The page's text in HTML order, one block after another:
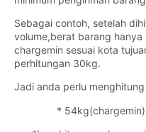
Sebagai contoh, setelah
volume,berat barang
chargemin sesuai kota
perhitungan 30kg.
Jadi anda perlu
*